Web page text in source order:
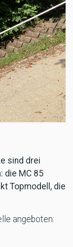
sind drei
die MC 85
Topmodell, die
angeboten: